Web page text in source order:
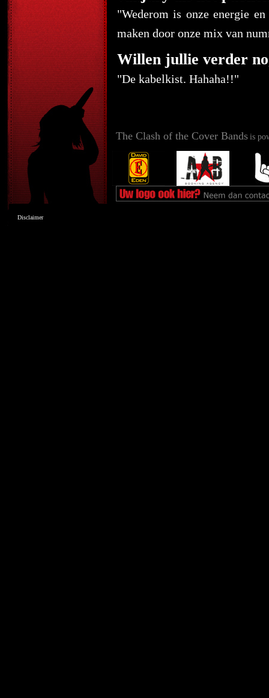
"Wederom is onze energie
maken door onze mix van
Willen jullie verder
"De kabelkist. Hahaha!!"
The Clash of the Cover Bands is
Disclaimer